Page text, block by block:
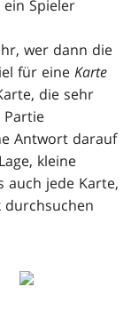
Spieler
wer dann die
für eineKarte
die sehr
Partie
Antwort darauf
kleine
auch jede Karte,
durchsuchen